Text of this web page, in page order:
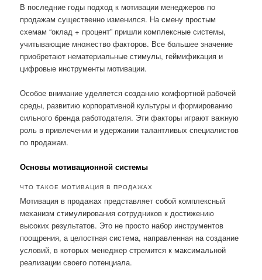
В последние годы подход к мотивации менеджеров по
продажам существенно изменился. На смену простым
схемам “оклад + процент” пришли комплексные системы,
учитывающие множество факторов. Все большее значение
приобретают нематериальные стимулы, геймификация и
цифровые инструменты мотивации.
Особое внимание уделяется созданию комфортной рабочей
среды, развитию корпоративной культуры и формированию
сильного бренда работодателя. Эти факторы играют важную
роль в привлечении и удержании талантливых специалистов
по продажам.
Основы мотивационной системы
ЧТО ТАКОЕ МОТИВАЦИЯ В ПРОДАЖАХ
Мотивация в продажах представляет собой комплексный
механизм стимулирования сотрудников к достижению
высоких результатов. Это не просто набор инструментов
поощрения, а целостная система, направленная на создание
условий, в которых менеджер стремится к максимальной
реализации своего потенциала.